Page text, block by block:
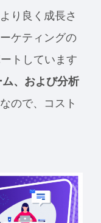
り良く成長さ
ケティングの
トしています
、および分析
ので、コスト